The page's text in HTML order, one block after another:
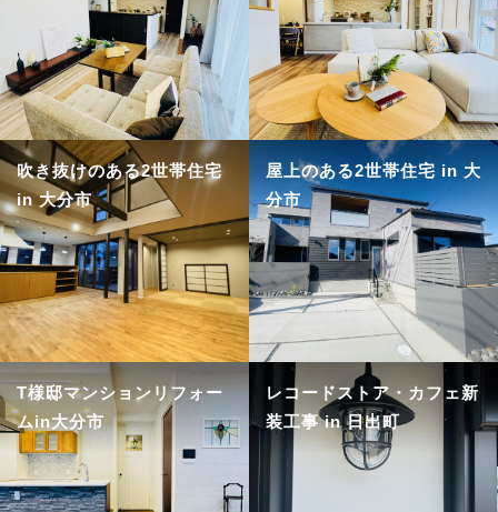
吹き抜けのある2世帯住宅
in 大分市
屋上のある2世帯住宅 in 大
分市
T様邸マンションリフォー
ムin大分市
レコードストア・カフェ新
装工事 in 日出町